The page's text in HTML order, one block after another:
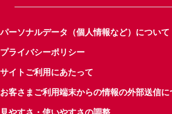
パーソナルデータ（個人情報など）について
プライバシーポリシー
サイトご利用にあたって
お客さまご利用端末からの情報の外部送信に